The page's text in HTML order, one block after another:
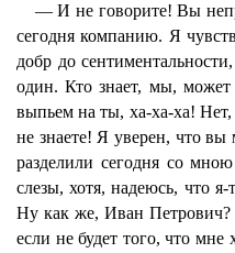
— И не говорите! Вы
сегодня компанию. Я
добр до
один. Кто знает, мы,
выпьем на ты, ха-ха-ха!
не знаете! Я уверен, что
разделили сегодня со
слезы, хотя, надеюсь, что
Ну как же, Иван Петрович?
если не будет того, что мне